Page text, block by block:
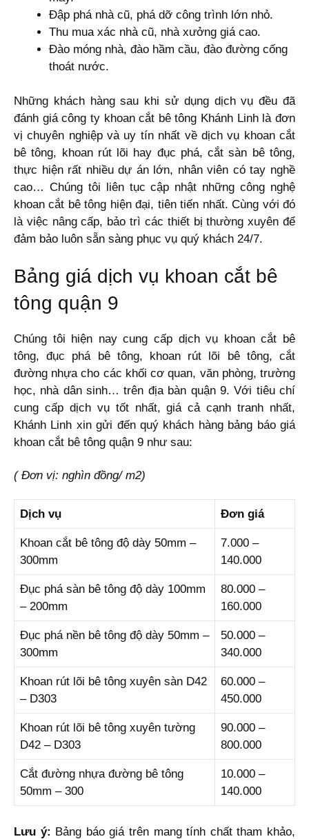
Đập phá nhà cũ, phá dỡ công trình lớn nhỏ.
Thu mua xác nhà cũ, nhà xưởng giá cao.
Đào móng nhà, đào hầm cầu, đào đường cống
thoát nước.
Những khách hàng sau khi sử dụng dịch vụ đều đã
đánh giá công ty khoan cắt bê tông Khánh Linh là đơn
vị chuyên nghiệp và uy tín nhất về dịch vụ khoan cắt
bê tông, khoan rút lõi hay đục phá, cắt sàn bê tông,
thực hiện rất nhiều dự án lớn, nhân viên có tay nghề
cao… Chúng tôi liên tục cập nhật những công nghệ
khoan cắt bê tông hiện đại, tiên tiến nhất. Cùng với đó
là việc nâng cấp, bảo trì các thiết bị thường xuyên để
đảm bảo luôn sẵn sàng phục vụ quý khách 24/7.
Bảng giá dịch vụ khoan cắt bê
tông quận 9
Chúng tôi hiện nay cung cấp dịch vụ khoan cắt bê
tông, đục phá bê tông, khoan rút lõi bê tông, cắt
đường nhựa cho các khối cơ quan, văn phòng, trường
học, nhà dân sinh… trên địa bàn quận 9. Với tiêu chí
cung cấp dịch vụ tốt nhất, giá cả cạnh tranh nhất,
Khánh Linh xin gửi đến quý khách hàng bảng báo giá
khoan cắt bê tông quận 9 như sau:
( Đơn vị: nghìn đồng/ m2)
Dịch vụ Đơn giá
Khoan cắt bê tông độ dày 50mm –
300mm
7.000 –
140.000
Đục phá sàn bê tông độ dày 100mm
– 200mm
80.000 –
160.000
Đục phá nền bê tông độ dày 50mm –
300mm
50.000 –
340.000
Khoan rút lõi bê tông xuyên sàn D42
– D303
60.000 –
450.000
Khoan rút lõi bê tông xuyên tường
D42 – D303
90.000 –
800.000
Cắt đường nhựa đường bê tông
50mm – 300
10.000 –
140.000
Lưu ý: Bảng báo giá trên mang tính chất tham khảo,